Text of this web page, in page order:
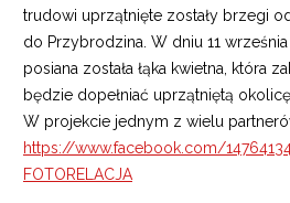
trudowi uprzątnięte zostały brzegi
do Przybrodzina. W dniu 11
posiana została łąka kwietna, która
będzie dopełniać uprzątniętą okolicę.
W projekcie jednym z wielu
https://www.facebook.com/
FOTORELACJA